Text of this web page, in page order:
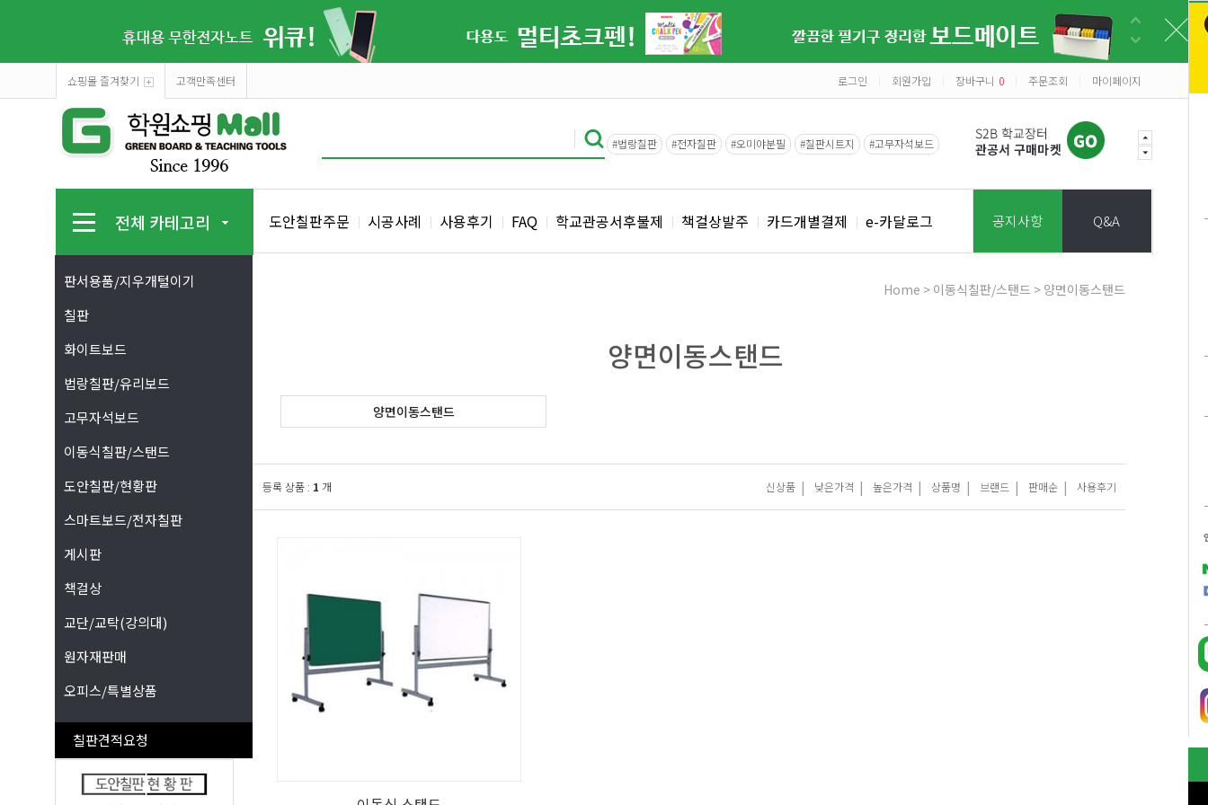
쇼핑몰 즐겨찾기 고객만족센터 로그인 회원가입 장바구니 0 주문조회 마이페이지
#법랑칠판 #전자칠판 #오미야분필 #칠판시트지 #고무자석보드
전체 카테고리 도안칠판주문 시공사례 사용후기 FAQ 학교관공서후불제 책걸상발주 카드개별결제 e-카달로그 공지사항 Q&A
판서용품/지우개털이기
칠판
화이트보드
법랑칠판/유리보드
고무자석보드
이동식칠판/스탠드
도안칠판/현황판
스마트보드/전자칠판
게시판
책걸상
교단/교탁(강의대)
원자재판매
오피스/특별상품
칠판견적요청
Home > 이동식칠판/스탠드 > 양면이동스탠드
양면이동스탠드
양면이동스탠드
등록 상품 : 1 개 신상품 | 낮은가격 | 높은가격 | 상품명 | 브랜드 | 판매순 | 사용후기